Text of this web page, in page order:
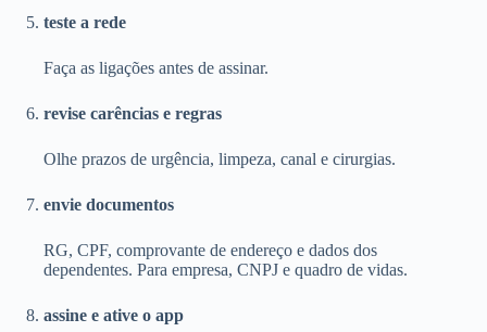
teste a rede
Faça as ligações antes de assinar.
revise carências e regras
Olhe prazos de urgência, limpeza, canal e cirurgias.
envie documentos
RG, CPF, comprovante de endereço e dados dos
dependentes. Para empresa, CNPJ e quadro de vidas.
assine e ative o app